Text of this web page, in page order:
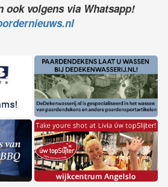
ook volgens via Whatsapp!